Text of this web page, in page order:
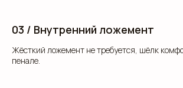
03 / Внутренний ложемент
Жёсткий ложемент не требуется, шёлк
пенале.